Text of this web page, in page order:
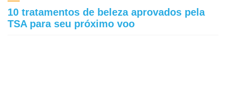
10 tratamentos de beleza aprovados pela
TSA para seu próximo voo